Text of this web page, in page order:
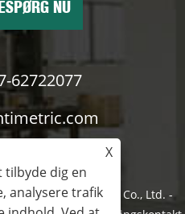
NU
62722077
Import and Export Co., Ltd. -
X
tilbyde dig en
analysere trafik